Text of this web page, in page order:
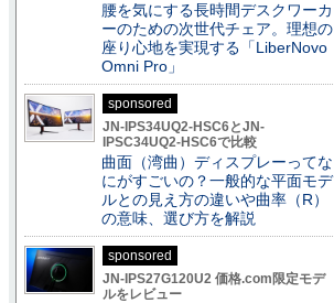
腰を気にする長時間デスクワーカ
ーのための次世代チェア。理想の
座り心地を実現する「LiberNovo
Omni Pro」
sponsored
JN-IPS34UQ2-HSC6とJN-
IPSC34UQ2-HSC6で比較
曲面（湾曲）ディスプレーってな
にがすごいの？一般的な平面モデ
ルとの見え方の違いや曲率（R）
の意味、選び方を解説
sponsored
JN-IPS27G120U2 価格.com限定モデ
ルをレビュー